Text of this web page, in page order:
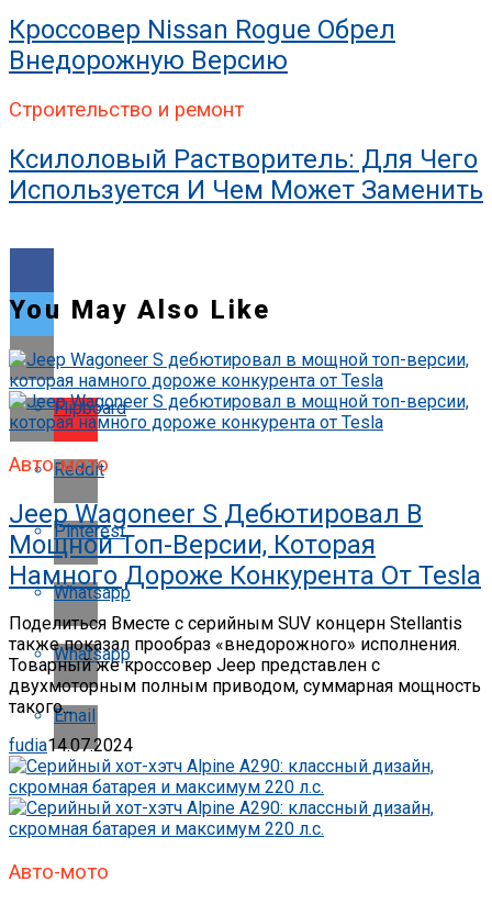
Кроссовер Nissan Rogue Обрел
Внедорожную Версию
Строительство и ремонт
Ксилоловый Растворитель: Для Чего
Используется И Чем Может Заменить
Flipboard
Reddit
Pinterest
Whatsapp
Whatsapp
Email
You May Also Like
Авто-мото
Jeep Wagoneer S Дебютировал В
Мощной Топ-Версии, Которая
Намного Дороже Конкурента От Tesla
Поделиться Вместе с серийным SUV концерн Stellantis
также показал прообраз «внедорожного» исполнения.
Товарный же кроссовер Jeep представлен с
двухмоторным полным приводом, суммарная мощность
такого...
fudia14.07.2024
Авто-мото